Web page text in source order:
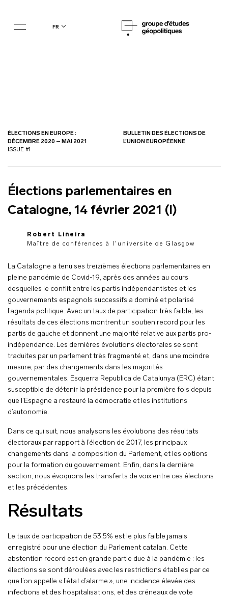
fr
ÉLECTIONS EN EUROPE :
DÉCEMBRE 2020 – MAI 2021
ISSUE #1
BULLETIN DES ÉLECTIONS DE
L’UNION EUROPÉENNE
Élections parlementaires en
Catalogne, 14 février 2021 (I)
Robert Liñeira
Maître de conférences à l'universite de Glasgow
La Catalogne a tenu ses treizièmes élections parlementaires en
pleine pandémie de Covid-19, après des années au cours
desquelles le conflit entre les partis indépendantistes et les
gouvernements espagnols successifs a dominé et polarisé
l’agenda politique. Avec un taux de participation très faible, les
résultats de ces élections montrent un soutien record pour les
partis de gauche et donnent une majorité relative aux partis pro-
indépendance. Les dernières évolutions électorales se sont
traduites par un parlement très fragmenté et, dans une moindre
mesure, par des changements dans les majorités
gouvernementales, Esquerra Republica de Catalunya (ERC) étant
susceptible de détenir la présidence pour la première fois depuis
que l’Espagne a restauré la démocratie et les institutions
d’autonomie.
Dans ce qui suit, nous analysons les évolutions des résultats
électoraux par rapport à l’élection de 2017, les principaux
changements dans la composition du Parlement, et les options
pour la formation du gouvernement. Enfin, dans la dernière
section, nous évoquons les transferts de voix entre ces élections
et les précédentes.
Résultats
Le taux de participation de 53,5% est le plus faible jamais
enregistré pour une élection du Parlement catalan. Cette
abstention record est en grande partie due à la pandémie : les
élections se sont déroulées avec les restrictions établies par ce
que l’on appelle « l’état d’alarme », une incidence élevée des
infections et des hospitalisations, et des créneaux de vote